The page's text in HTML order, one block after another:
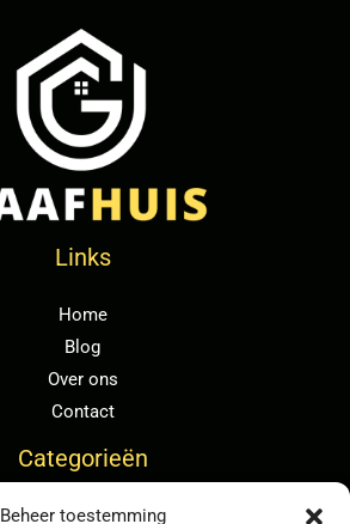
Beheer toestemming
Links
Home
Blog
Over ons
Contact
Categorieën
Algemeen